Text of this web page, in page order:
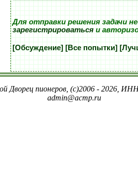
Для отправки решения задачи
зарегистрироватьсяи
[Обсуждение] [Все попытки]
Дворец пионеров, (c)2006 - 2026,
admin@acmp.ru